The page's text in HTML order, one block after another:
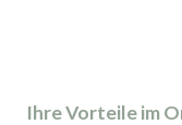
Ihre Vorteile im